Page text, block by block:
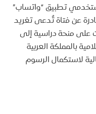
تطبيق “واتساب”
عن فتاة تُدعى تغريد
على منحة دراسية إلى
بالمملكة العربية
مالية لاستكمال الرسوم